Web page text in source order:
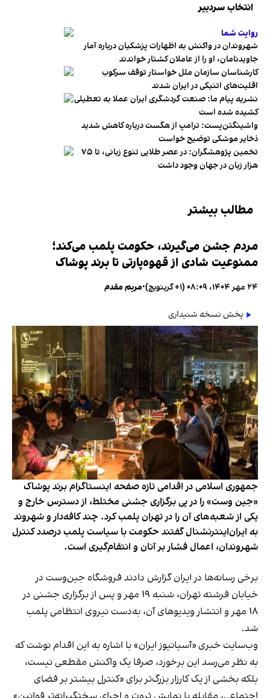
انتخاب سردبیر
روایت شما
شهروندان در واکنش به اظهارات پزشکیان درباره آمار
جاویدنامان، او را از عاملان کشتار خواندند
کارشناسان سازمان ملل خواستار توقف سرکوب
اقلیت‌های اتنیکی در ایران شدند
نشریه پیام ما: صنعت گردشگری ایران عملا به تعطیلی
کشیده شده است
واشینگتن‌پست: ترامپ از هگست درباره کاهش شدید
ذخایر موشکی توضیح خواست
تخمین پژوهشگران: در عصر طلایی تنوع زبانی، تا ۷۵
هزار زبان در جهان وجود داشت
مطالب بیشتر
مردم جشن می‌گیرند، حکومت پلمب می‌کند؛
ممنوعیت شادی از قهوه‌پارتی تا برند پوشاک
۲۴ مهر ۱۴۰۴، ۰۸:۰۹ (‎+۱ گرینویچ) •مریم مقدم
پخش نسخه شنیداری
جمهوری اسلامی در اقدامی تازه صفحه اینستاگرام برند پوشاک
«جین وست» را در پی برگزاری جشنی مختلط، از دسترس خارج و
یکی از شعبه‌های آن را در تهران پلمب کرد. چند کافه‌‌دار و شهروند
به ایران‌اینترنشنال گفتند حکومت با سیاست پلمب درصدد کنترل
شهروندان، اعمال فشار بر آنان و انتقام‌گیری است.
برخی رسانه‌ها در ایران گزارش دادند فروشگاه جین‌وست در
خیابان فرشته تهران، شنبه ۱۹ مهر و پس از برگزاری جشنی در
۱۸ مهر و انتشار ویدیوهای آن، به‌دست نیروی انتظامی پلمب
شد.
وب‌سایت خبری «آسیانیوز ایران» با اشاره به این اقدام نوشت که
به نظر می‌رسد این برخورد، صرفا یک واکنش مقطعی نیست،
بلکه بخشی از یک کارزار بزرگ‌تر برای «کنترل بیشتر بر فضای